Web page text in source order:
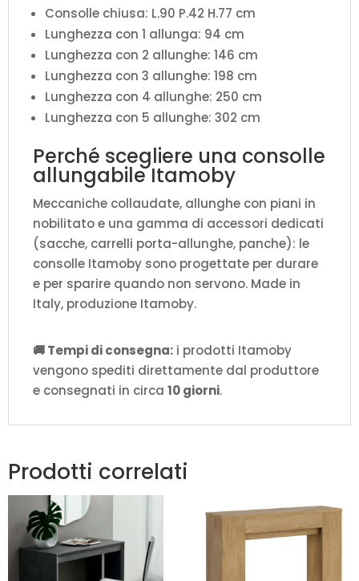
Consolle chiusa: L.90 P.42 H.77 cm
Lunghezza con 1 allunga: 94 cm
Lunghezza con 2 allunghe: 146 cm
Lunghezza con 3 allunghe: 198 cm
Lunghezza con 4 allunghe: 250 cm
Lunghezza con 5 allunghe: 302 cm
Perché scegliere una consolle
allungabile Itamoby
Meccaniche collaudate, allunghe con piani in
nobilitato e una gamma di accessori dedicati
(sacche, carrelli porta-allunghe, panche): le
consolle Itamoby sono progettate per durare
e per sparire quando non servono. Made in
Italy, produzione Itamoby.
🚚 Tempi di consegna: i prodotti Itamoby
vengono spediti direttamente dal produttore
e consegnati in circa 10 giorni.
Prodotti correlati